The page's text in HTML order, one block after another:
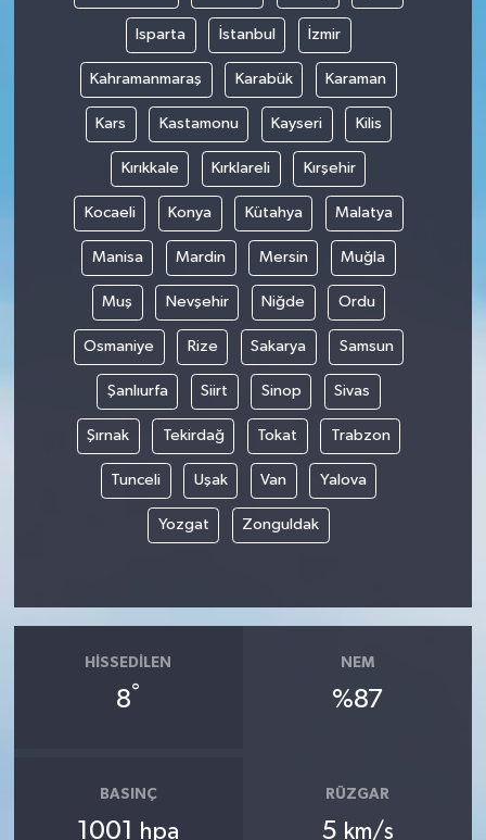
Isparta İstanbul İzmir
Kahramanmaraş Karabük Karaman
Kars Kastamonu Kayseri Kilis
Kırıkkale Kırklareli Kırşehir
Kocaeli Konya Kütahya Malatya
Manisa Mardin Mersin Muğla
Muş Nevşehir Niğde Ordu
Osmaniye Rize Sakarya Samsun
Şanlıurfa Siirt Sinop Sivas
Şırnak Tekirdağ Tokat Trabzon
Tunceli Uşak Van Yalova
Yozgat Zonguldak
HISSEDILEN
8°
NEM
%87
BASINÇ
1001 hpa
RÜZGAR
5 km/s